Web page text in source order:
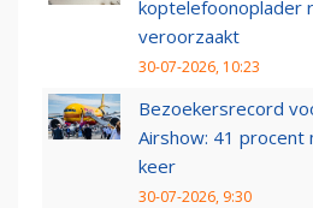
koptelefoonoplader
veroorzaakt
30-07-2026, 10:23
Bezoekersrecord
Airshow: 41 procent
keer
30-07-2026, 9:30